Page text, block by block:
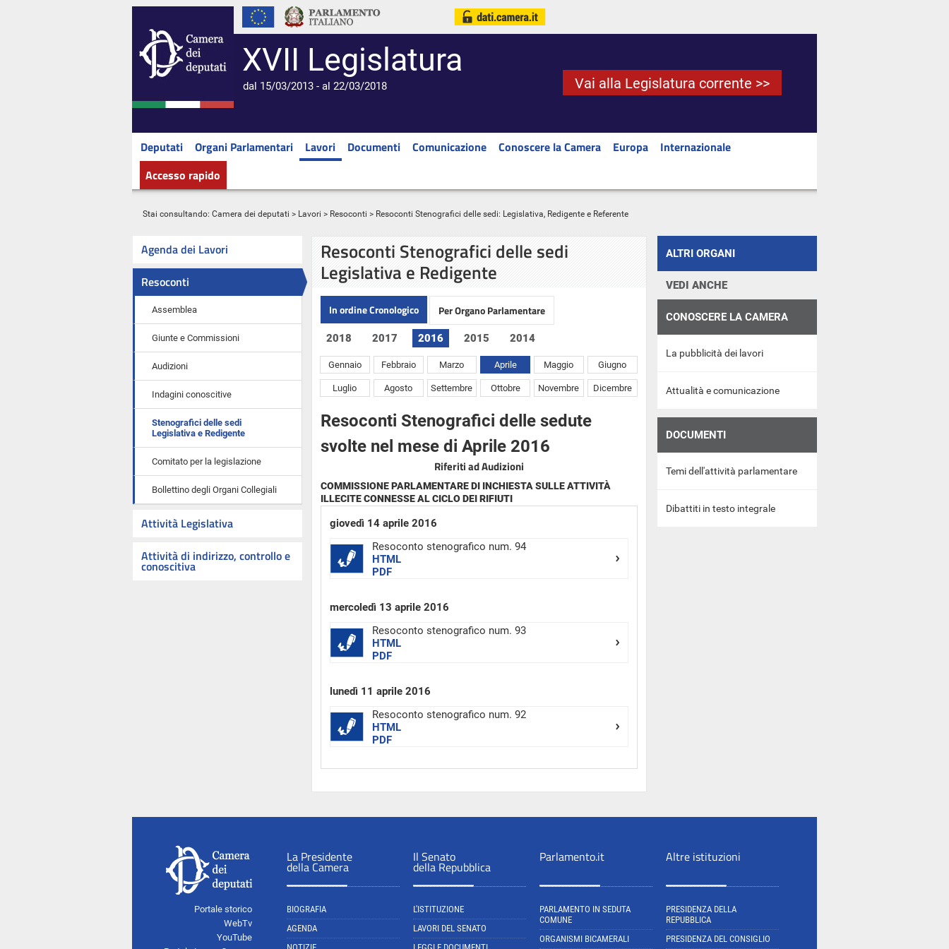
XVII Legislatura
dal 15/03/2013 - al 22/03/2018 Vai alla Legislatura corrente >>
Deputati Organi Parlamentari Lavori Documenti Comunicazione Conoscere la Camera Europa
Internazionale
Accesso rapido
Stai consultando: Camera dei deputati > Lavori > Resoconti > Resoconti Stenografici delle sedi: Legislativa, Redigente e Referente
Agenda dei Lavori
Resoconti
Assemblea
Giunte e Commissioni
Audizioni
Indagini conoscitive
Stenografici delle sedi
Legislativa e Redigente
Comitato per la legislazione
Bollettino degli Organi Collegiali
Attività Legislativa
Attività di indirizzo, controllo e
conoscitiva
Resoconti Stenografici delle sedi
Legislativa e Redigente
In ordine Cronologico Per Organo Parlamentare
2018 2017 2016
Gennaio Febbraio Marzo Aprile Maggio Giugno
Luglio Agosto Settembre Ottobre Novembre Dicembre
2015 2014
Resoconti Stenografici delle sedute
svolte nel mese di Aprile 2016
Riferiti ad Audizioni
COMMISSIONE PARLAMENTARE DI INCHIESTA SULLE ATTIVITÀ
ILLECITE CONNESSE AL CICLO DEI RIFIUTI
giovedì 14 aprile 2016
Resoconto stenografico num. 94
HTML
PDF
mercoledì 13 aprile 2016
Resoconto stenografico num. 93
HTML
PDF
lunedì 11 aprile 2016
Resoconto stenografico num. 92
HTML
PDF
ALTRI ORGANI
VEDI ANCHE
CONOSCERE LA CAMERA
La pubblicità dei lavori
Attualità e comunicazione
DOCUMENTI
Temi dell'attività parlamentare
Dibattiti in testo integrale
Portale storico
WebTv
YouTube
La Presidente
della Camera
BIOGRAFIA
AGENDA
Il Senato
della Repubblica
L'ISTITUZIONE
LAVORI DEL SENATO
Parlamento.it
PARLAMENTO IN SEDUTA
COMUNE
ORGANISMI BICAMERALI
Altre istituzioni
PRESIDENZA DELLA
REPUBBLICA
PRESIDENZA DEL CONSIGLIO